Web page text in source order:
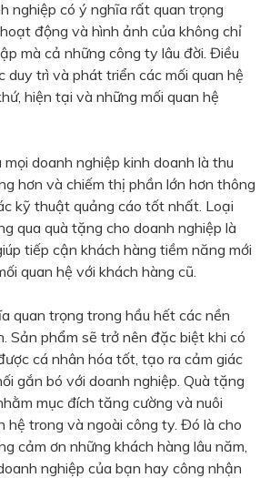
Đen
Xanh lá
Vàng
Tím
Xám
Vàng kem
Bạc - Bạc
Bạc
Xanh lá - Bạc
Đỏ - Bạc
Bạc - Xanh lá
Bạc - Đỏ
Trong suốt
Bạc - Đen
nghiệp có ý nghĩa rất quan trọng
động và hình ảnh của không chỉ
mà cả những công ty lâu đời. Điều
duy trì và phát triển các mối quan hệ
hiện tại và những mối quan hệ
mọi doanh nghiệp kinh doanh là thu
hơn và chiếm thị phần lớn hơn thông
kỹ thuật quảng cáo tốt nhất. Loại
qua quà tặng cho doanh nghiệp là
tiếp cận khách hàng tiềm năng mới
quan hệ với khách hàng cũ.
quan trọng trong hầu hết các nền
Sản phẩm sẽ trở nên đặc biệt khi có
cá nhân hóa tốt, tạo ra cảm giác
gắn bó với doanh nghiệp. Quà tặng
mục đích tăng cường và nuôi
hệ trong và ngoài công ty. Đó là cho
cảm ơn những khách hàng lâu năm,
nghiệp của bạn hay công nhận